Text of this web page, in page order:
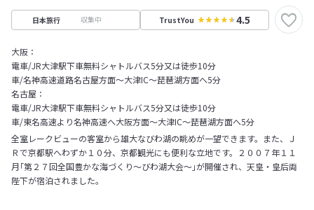
日本旅行 収集中 TrustYou 4.5
大阪：
電車/JR大津駅下車無料シャトルバス5分又は徒歩10分
車/名神高速道路名古屋方面～大津IC～琵琶湖方面へ5分
名古屋：
電車/JR大津駅下車無料シャトルバス5分又は徒歩10分
車/東名高速より名神高速へ大阪方面～大津IC～琵琶湖方面へ5分
全室レークビューの客室から雄大なびわ湖の眺めが一望できます。また、Ｊ
Ｒで京都駅へわずか１０分、京都観光にも便利な立地です。２００７年１１
月｢第２７回全国豊かな海づくり～びわ湖大会～｣が開催され、天皇・皇后両
陛下が宿泊されました。